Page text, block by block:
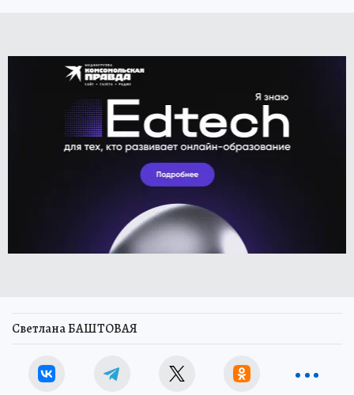
Светлана БАШТОВАЯ